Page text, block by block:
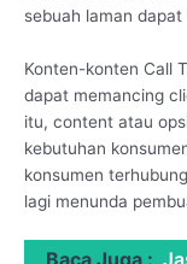
sebuah laman
Konten-konten Call
dapat memancing
itu, content atau
kebutuhan
konsumen
lagi menunda